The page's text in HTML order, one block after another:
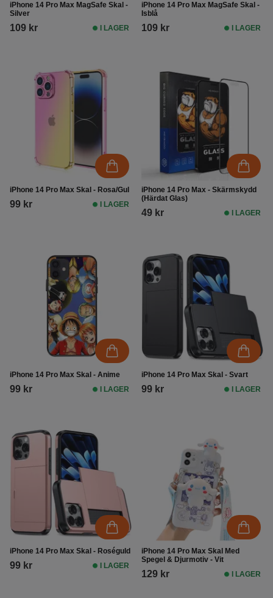
iPhone 14 Pro Max MagSafe Skal -
Silver
109 kr I LAGER
iPhone 14 Pro Max MagSafe Skal -
Isblå
109 kr I LAGER
iPhone 14 Pro Max Skal - Rosa/Gul
99 kr I LAGER
iPhone 14 Pro Max - Skärmskydd
(Härdat Glas)
49 kr I LAGER
iPhone 14 Pro Max Skal - Anime
99 kr I LAGER
iPhone 14 Pro Max Skal - Svart
99 kr I LAGER
iPhone 14 Pro Max Skal - Roséguld
99 kr I LAGER
iPhone 14 Pro Max Skal Med
Spegel & Djurmotiv - Vit
129 kr I LAGER